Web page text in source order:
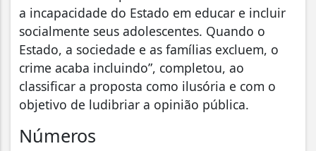
a incapacidade do Estado em educar e incluir
socialmente seus adolescentes. Quando o
Estado, a sociedade e as famílias excluem, o
crime acaba incluindo”, completou, ao
classificar a proposta como ilusória e com o
objetivo de ludibriar a opinião pública.
Números